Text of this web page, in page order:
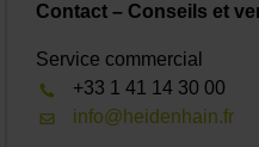
Contact – Conseils et
Service commercial
+33 1 41 14 30 00
info@heidenhain.fr